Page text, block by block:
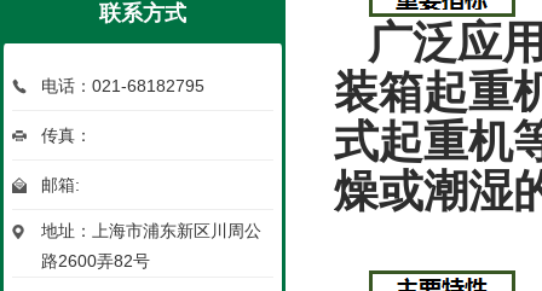
联系方式
电话：021-68182795
传真：
邮箱:
地址：上海市浦东新区川周公
路2600弄82号
广泛应
装箱起重
式起重机
燥或潮湿